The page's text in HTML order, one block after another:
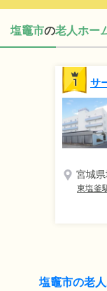
塩竈市の老人ホー
1 サ
宮城
東塩釜
塩竈市の老